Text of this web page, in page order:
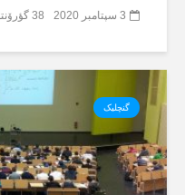
3 سپتامبر 2020 38 گؤرۆنتۆلنمە
گنچلیک